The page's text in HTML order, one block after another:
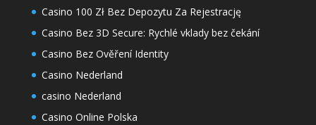
Casino 100 Zł Bez Depozytu Za Rejestrację
Casino Bez 3D Secure: Rychlé vklady bez čekání
Casino Bez Ověření Identity
Casino Nederland
casino Nederland
Casino Online Polska